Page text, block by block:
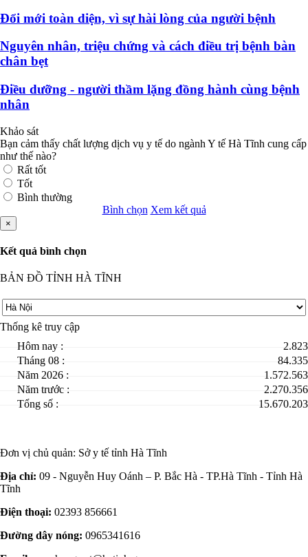
Đổi mới toàn diện, vì sự hài lòng của người bệnh
Nguyên nhân, triệu chứng và cách điều trị bệnh bàn
chân bẹt
Điều dưỡng - người thầm lặng đồng hành cùng bệnh
nhân
Khảo sát
Bạn cảm thấy chất lượng dịch vụ y tế do ngành Y tế Hà Tĩnh cung cấp
như thế nào?
Rất tốt
Tốt
Bình thường
Bình chọn Xem kết quả
×
Kết quả bình chọn
BẢN ĐỒ TỈNH HÀ TĨNH
Thống kê truy cập
Hôm nay :
2.823
Tháng 08 :
84.335
Năm 2026 :
1.572.563
Năm trước :
2.270.356
Tổng số :
15.670.203
Đơn vị chủ quản: Sở y tế tỉnh Hà Tĩnh
Địa chỉ: 09 - Nguyễn Huy Oánh – P. Bắc Hà - TP.Hà Tĩnh - Tỉnh Hà
Tĩnh
Điện thoại: 02393 856661
Đường dây nóng: 0965341616